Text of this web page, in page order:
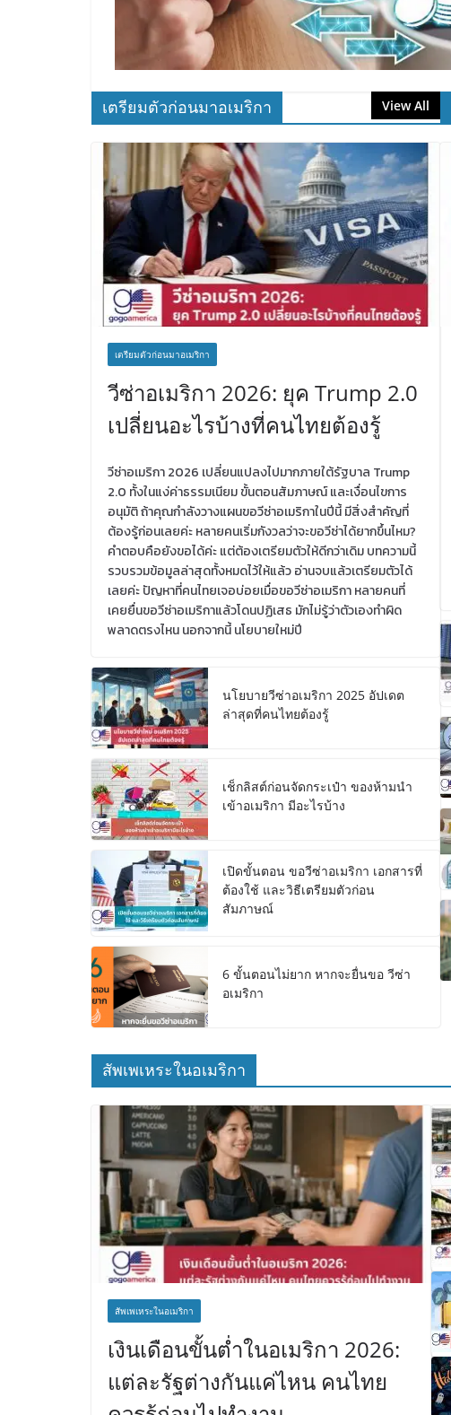
เตรียมตัวก่อนมาอเมริกา View All
เตรียมตัวก่อนมาอเมริกา
วีซ่าอเมริกา 2026: ยุค Trump 2.0
เปลี่ยนอะไรบ้างที่คนไทยต้องรู้
วีซ่าอเมริกา 2026 เปลี่ยนแปลงไปมากภายใต้รัฐบาล Trump
2.0 ทั้งในแง่ค่าธรรมเนียม ขั้นตอนสัมภาษณ์ และเงื่อนไขการ
อนุมัติ ถ้าคุณกำลังวางแผนขอวีซ่าอเมริกาในปีนี้ มีสิ่งสำคัญที่
ต้องรู้ก่อนเลยค่ะ หลายคนเริ่มกังวลว่าจะขอวีซ่าได้ยากขึ้นไหม?
คำตอบคือยังขอได้ค่ะ แต่ต้องเตรียมตัวให้ดีกว่าเดิม บทความนี้
รวบรวมข้อมูลล่าสุดทั้งหมดไว้ให้แล้ว อ่านจบแล้วเตรียมตัวได้
เลยค่ะ ปัญหาที่คนไทยเจอบ่อยเมื่อขอวีซ่าอเมริกา หลายคนที่
เคยยื่นขอวีซ่าอเมริกาแล้วโดนปฏิเสธ มักไม่รู้ว่าตัวเองทำผิด
พลาดตรงไหน นอกจากนี้ นโยบายใหม่ปี
นโยบายวีซ่าอเมริกา 2025 อัปเดต
ล่าสุดที่คนไทยต้องรู้
เช็กลิสต์ก่อนจัดกระเป๋า ของห้ามนำ
เข้าอเมริกา มีอะไรบ้าง
เปิดขั้นตอน ขอวีซ่าอเมริกา เอกสารที่
ต้องใช้ และวิธีเตรียมตัวก่อน
สัมภาษณ์
6 ขั้นตอนไม่ยาก หากจะยื่นขอ วีซ่า
อเมริกา
สัพเพเหระในอเมริกา
สัพเพเหระในอเมริกา
เงินเดือนขั้นต่ำในอเมริกา 2026:
แต่ละรัฐต่างกันแค่ไหน คนไทย